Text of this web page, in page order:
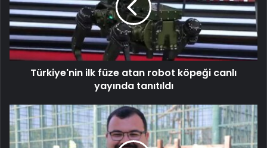
Türkiye'nin ilk füze atan robot köpeği canlı
yayında tanıtıldı